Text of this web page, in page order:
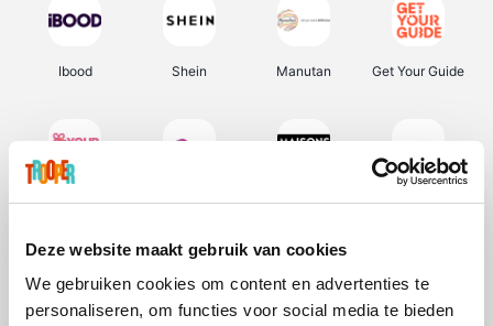
Deze website maakt gebruik van cookies
We gebruiken cookies om content en advertenties te
personaliseren, om functies voor social media te bieden
Ibood Shein Manutan Get Your Guide